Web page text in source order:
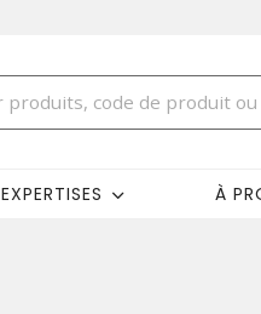
EXPERTISES À